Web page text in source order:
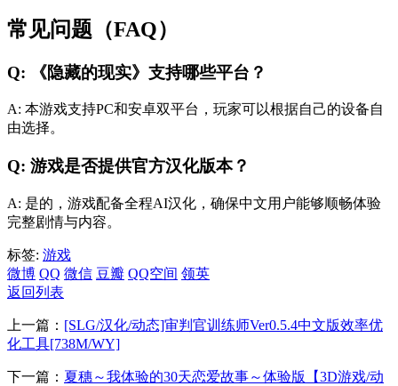
常见问题（FAQ）
Q: 《隐藏的现实》支持哪些平台？
A: 本游戏支持PC和安卓双平台，玩家可以根据自己的设备自
由选择。
Q: 游戏是否提供官方汉化版本？
A: 是的，游戏配备全程AI汉化，确保中文用户能够顺畅体验
完整剧情与内容。
标签: 游戏
微博 QQ 微信 豆瓣 QQ空间 领英
返回列表
上一篇： [SLG/汉化/动态]审判官训练师Ver0.5.4中文版效率优
化工具[738M/WY]
下一篇： 夏穗～我体验的30天恋爱故事～体验版【3D游戏/动